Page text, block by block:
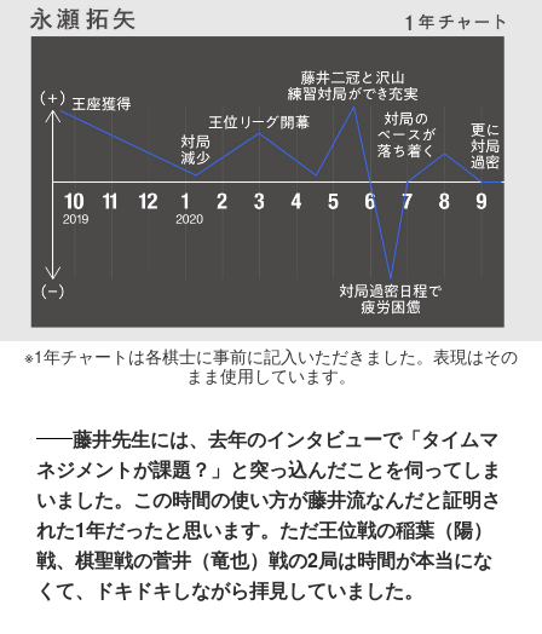
※1年チャートは各棋士に事前に記入いただきました。表現はその
まま使用しています。
藤井先生には、去年のインタビューで「タイムマ
ネジメントが課題？」と突っ込んだことを伺ってしま
いました。この時間の使い方が藤井流なんだと証明さ
れた1年だったと思います。ただ王位戦の稲葉（陽）
戦、棋聖戦の菅井（竜也）戦の2局は時間が本当にな
くて、ドキドキしながら拝見していました。